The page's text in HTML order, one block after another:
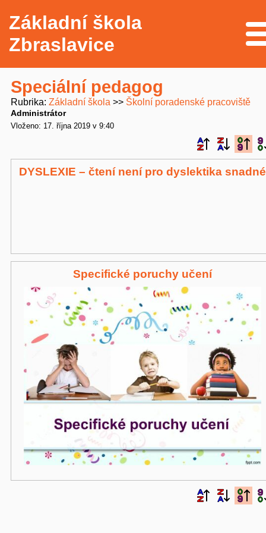
Základní škola
Zbraslavice
Speciální pedagog
Rubrika Základní škola Školní poradenské pracoviště
Administrátor
Vloženo: 17. října 2019 v 9:40
DYSLEXIE – čtení není pro dyslektika snadné
Specifické poruchy učení